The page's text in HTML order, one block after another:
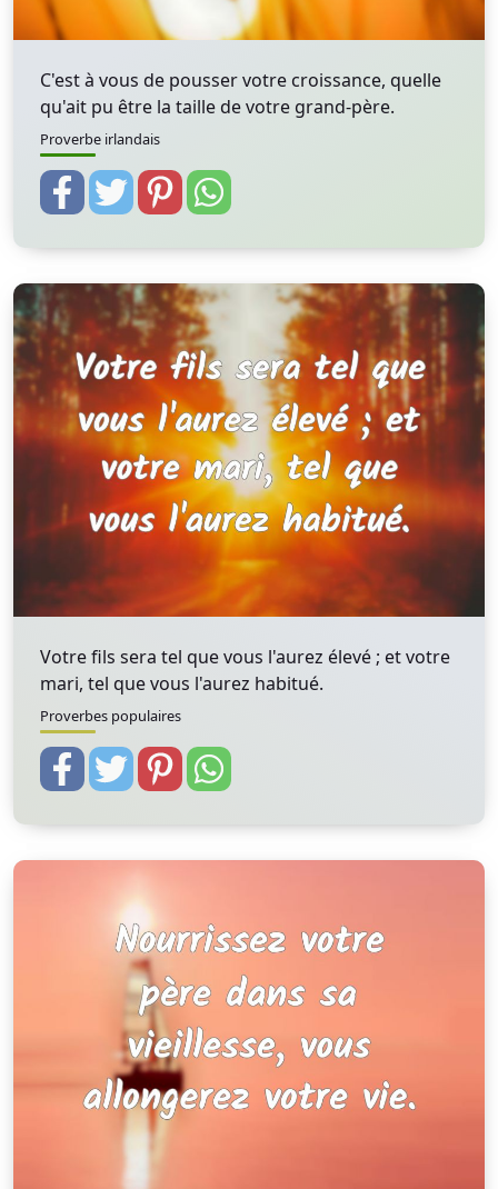
C'est à vous de pousser votre croissance, quelle
qu'ait pu être la taille de votre grand-père.
Proverbe irlandais
Votre fils sera tel que vous l'aurez élevé ; et votre
mari, tel que vous l'aurez habitué.
Proverbes populaires